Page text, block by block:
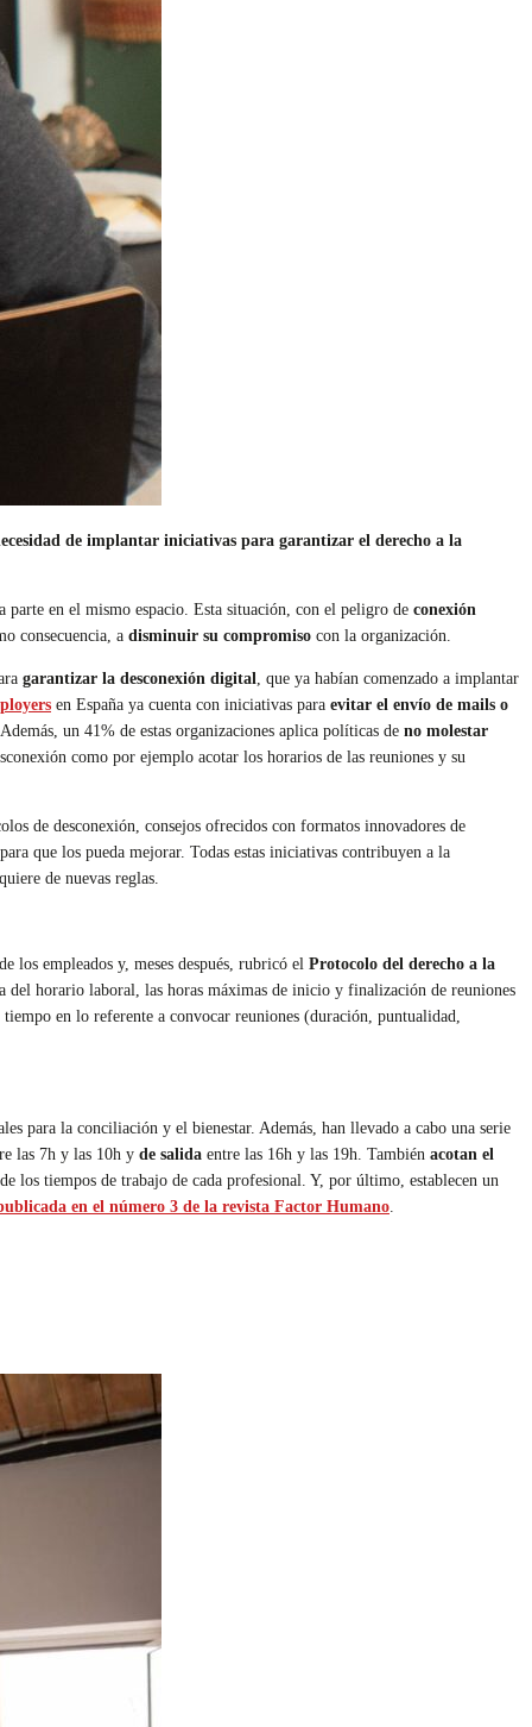
de implantar iniciativas para garantizar el derecho a la
en el mismo espacio. Esta situación, con el peligro de conexión
consecuencia, a disminuir su compromiso con la organización.
garantizar la desconexión digital
, que ya habían comenzado a implantar
en España ya cuenta con iniciativas para evitar el envío de mails o
un 41% de estas organizaciones aplica políticas de no molestar
como por ejemplo acotar los horarios de las reuniones y su
de desconexión, consejos ofrecidos con formatos innovadores de
que los pueda mejorar. Todas estas iniciativas contribuyen a la
de nuevas reglas.
los empleados y, meses después, rubricó el Protocolo del derecho a la
del horario laboral, las horas máximas de inicio y finalización de reuniones
en lo referente a convocar reuniones (duración, puntualidad,
para la conciliación y el bienestar. Además, han llevado a cabo una serie
las 7h y las 10h y de salida entre las 16h y las 19h. También acotan el
los tiempos de trabajo de cada profesional. Y, por último, establecen un
en el número 3 de la revista Factor Humano